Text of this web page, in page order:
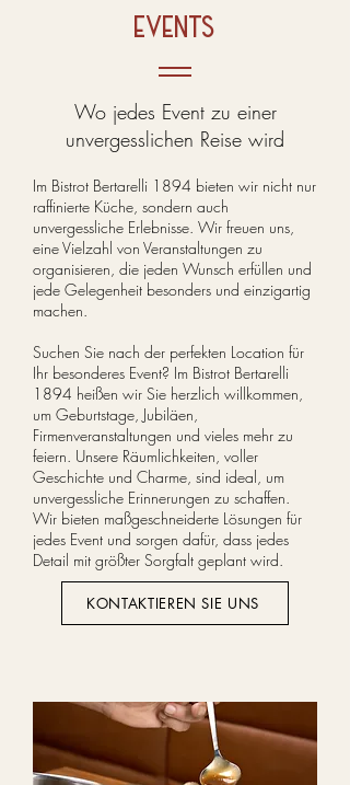
EVENTS
Wo jedes Event zu einer
unvergesslichen Reise wird
Im Bistrot Bertarelli 1894 bieten wir nicht nur
raffinierte Küche, sondern auch
unvergessliche Erlebnisse. Wir freuen uns,
eine Vielzahl von Veranstaltungen zu
organisieren, die jeden Wunsch erfüllen und
jede Gelegenheit besonders und einzigartig
machen.
Suchen Sie nach der perfekten Location für
Ihr besonderes Event? Im Bistrot Bertarelli
1894 heißen wir Sie herzlich willkommen,
um Geburtstage, Jubiläen,
Firmenveranstaltungen und vieles mehr zu
feiern. Unsere Räumlichkeiten, voller
Geschichte und Charme, sind ideal, um
unvergessliche Erinnerungen zu schaffen.
Wir bieten maßgeschneiderte Lösungen für
jedes Event und sorgen dafür, dass jedes
Detail mit größter Sorgfalt geplant wird.
KONTAKTIEREN SIE UNS